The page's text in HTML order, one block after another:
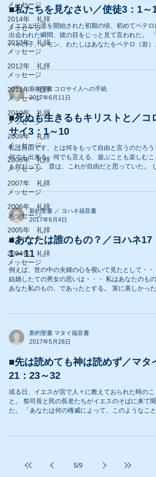
メッセージ
2014年 礼拝
メッセージ
2013年 礼拝
メッセージ
2012年 礼拝
メッセージ
2011年 礼拝
メッセージ
2010年 礼拝
メッセージ
2009年 礼拝
メッセージ
2008年 礼拝
メッセージ
2007年 礼拝
メッセージ
2006年 礼拝
メッセージ
2005年 礼拝
メッセージ
2004年 礼拝
メッセージ
■私たちを見なさい／使徒3：1～
イエスが伝道を開始された初期の頃、初めてペテロ
出会われた瞬間、彼の目をじっと見て言われた。 「
ハネの子、シモン、わたしはあなたをペテロ（岩）
呼ぶ。」 岩は何年経っても岩であって、砂ではない
イエスはペテロの未来人間性像と、その内面を見通
れたのである。...
新約聖書 コロサイ人への手紙
2017年6月11日
■死ぬも生きるもキリストと／コロ
サイ3：1～10
私は自由です、とは何をもって自由と言うのだろう
何でも出来る、何でも言える、遊ぶことも楽しむこ
も何だって。 昔は、これが自由だと思っていた。
た。 あれは自由ではなく、端に自由を取り違えた罪
結果であったと。...
新約聖書 ／ ヨハネ福音書
2017年6月4日
■あなたは誰のもの？／ヨハネ17：
1～11
例えば、世の中の夫婦の心を覗いて見たとして・・
結婚したての男女の思いは・・・ 私はあなたのもの
あなた私のもの、であったとする。 実に美しかった
新約聖書 マタイ福音書
2017年5月28日
■先は読めても神は読めず／マタイ
21：23～32
或る日、イエスが宮で人々に教えておられた時のこ
と。 祭司長と民の長老たちがイエスのそばに来て聞
た。 「あなたは何の権威によって、このようなこと
5/9